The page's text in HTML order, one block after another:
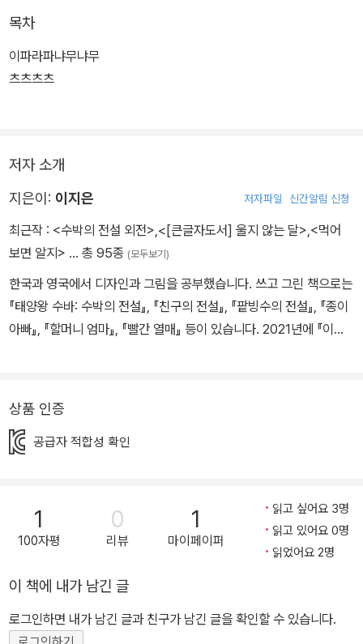
목차
이파라파냐무냐무
츠츠츠츠
저자 소개
지은이: 이지은 저자파일 신간알림 신청
최근작 : <수박의 전설 외전>,<[큰글자도서] 울지 않는 달>,<먹어
보면 알지> … 총 95종 (모두보기)
한국과 영국에서 디자인과 그림을 공부했습니다. 쓰고 그린 책으로는
『태양왕 수바: 수박의 전설』, 『친구의 전설』, 『팥빙수의 전설』, 『종이
아빠』, 『할머니 엄마』, 『빨간 열매』 등이 있습니다. 2021년에 『이파
상품 인증
공급자 적합성 확인
1
100자평
0
리뷰
1
마이페이퍼
읽고 싶어요 3명
읽고 있어요 0명
읽었어요 2명
이 책에 내가 남긴 글
로그인하면 내가 남긴 글과 친구가 남긴 글을 확인할 수 있습니다.